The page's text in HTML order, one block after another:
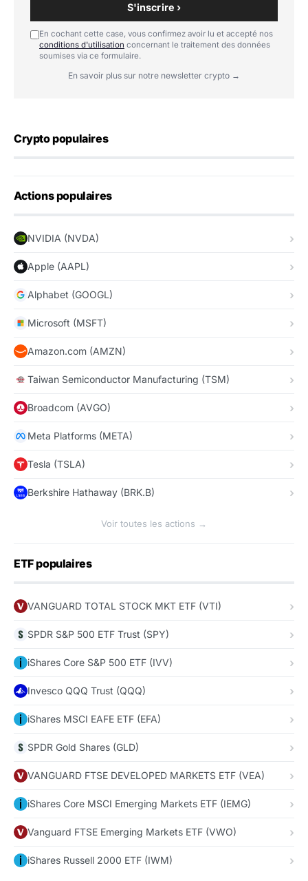
S'inscrire ›
En cochant cette case, vous confirmez avoir lu et accepté nos
conditions d'utilisation concernant le traitement des données
soumises via ce formulaire.
En savoir plus sur notre newsletter crypto →
Crypto populaires
Actions populaires
NVIDIA (NVDA)
Apple (AAPL)
Alphabet (GOOGL)
Microsoft (MSFT)
Amazon.com (AMZN)
Taiwan Semiconductor Manufacturing (TSM)
Broadcom (AVGO)
Meta Platforms (META)
Tesla (TSLA)
Berkshire Hathaway (BRK.B)
Voir toutes les actions →
ETF populaires
VANGUARD TOTAL STOCK MKT ETF (VTI)
SPDR S&P 500 ETF Trust (SPY)
iShares Core S&P 500 ETF (IVV)
Invesco QQQ Trust (QQQ)
iShares MSCI EAFE ETF (EFA)
SPDR Gold Shares (GLD)
VANGUARD FTSE DEVELOPED MARKETS ETF (VEA)
iShares Core MSCI Emerging Markets ETF (IEMG)
Vanguard FTSE Emerging Markets ETF (VWO)
iShares Russell 2000 ETF (IWM)